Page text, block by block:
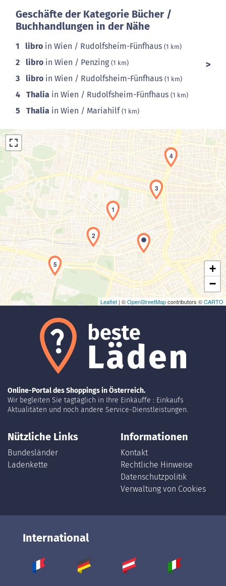
Geschäfte der Kategorie Bücher /
Buchhandlungen in der Nähe
1 libro in Wien / Rudolfsheim-Fünfhaus (1 km)
2 libro in Wien / Penzing (1 km)
3 libro in Wien / Rudolfsheim-Fünfhaus (1 km)
4 Thalia in Wien / Rudolfsheim-Fünfhaus (1 km)
5 Thalia in Wien / Mariahilf(1 km)
Laden der Karte...
1
2
3
4
5
+
−
Leaflet | ©OpenStreetMapcontributors ©CARTO
Online-Portal des Shoppings in Österreich.
Wir begleiten Sie tagtäglich in Ihre Einkäuffe : Einkaufs
Aktualitäten und noch andere Service-Dienstleistungen.
Nützliche Links
Bundesländer
Ladenkette
Informationen
Kontakt
Rechtliche Hinweise
Datenschutzpolitik
Verwaltung von Cookies
International